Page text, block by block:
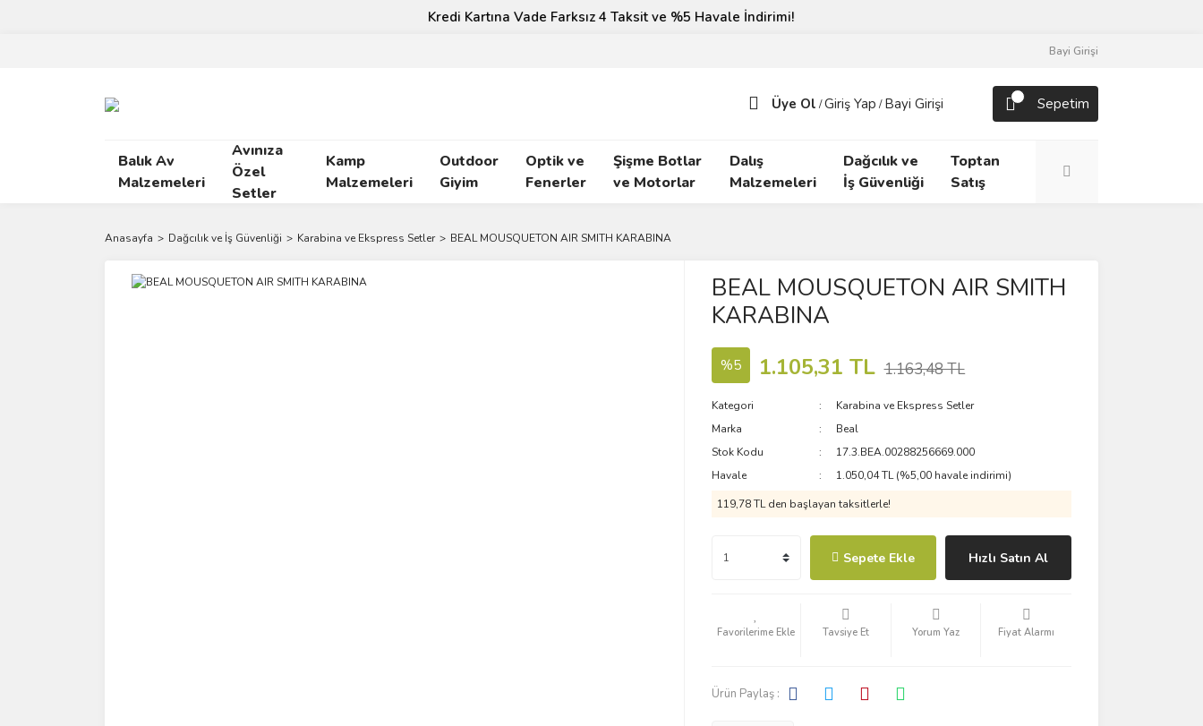
Kredi Kartına Vade Farksız 4 Taksit ve %5 Havale İndirimi!
Bayi Girişi
Üye Ol /Giriş Yap / Bayi Girişi Sepetim
Balık Av
Malzemeleri
Avınıza
Özel
Setler
Kamp
Malzemeleri
Outdoor
Giyim
Optik ve
Fenerler
Şişme Botlar
ve Motorlar
Dalış
Malzemeleri
Dağcılık ve
İş Güvenliği
Toptan
Satış
Anasayfa Dağcılık ve İş Güvenliği Karabina ve Ekspress Setler BEAL MOUSQUETON AIR SMITH KARABINA
BEAL MOUSQUETON AIR SMITH
KARABINA
%5 1.105,31 TL 1.163,48 TL
Kategori
Karabina ve Ekspress Setler
Marka
Beal
Stok Kodu
17.3.BEA.00288256669.000
Havale
1.050,04 TL (%5,00 havale indirimi)
119,78 TL den başlayan taksitlerle!
Sepete Ekle Hızlı Satın Al
Tavsiye Et Yorum Yaz Fiyat Alarmı
Ürün Paylaş :